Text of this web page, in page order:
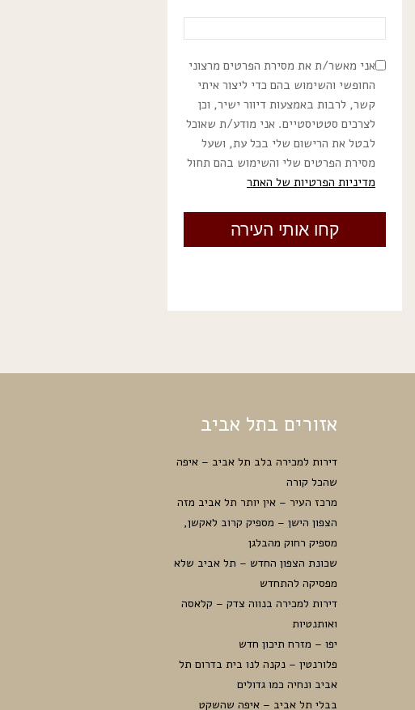
אני מאשר/ת את מסירת הפרטים מרצוני
החופשי והשימוש בהם כדי ליצור איתי
קשר, לרבות באמצעות דיוור ישיר, וכן
לצרכים סטטיסטיים. אני מודע/ת שאוכל
לבטל את הרישום שלי בכל עת, ושעל
מסירת הפרטים שלי והשימוש בהם תחול
מדיניות הפרטיות של האתר
אזורים בתל אביב
דירות למכירה בלב תל אביב – איפה
שהכל קורה
מרכז העיר – אין יותר תל אביב מזה
הצפון הישן – מספיק קרוב לאקשן,
מספיק רחוק מהבלגן
שכונת הצפון החדש – תל אביב שלא
מפסיקה להתחדש
דירות למכירה בנווה צדק – קלאסה
ואותנטיות
יפו – מזרח תיכון חדש
פלורנטין – נקנה לנו בית בדרום תל
אביב ונחיה כמו גדולים
בבלי תל אביב – איפה שהשקט